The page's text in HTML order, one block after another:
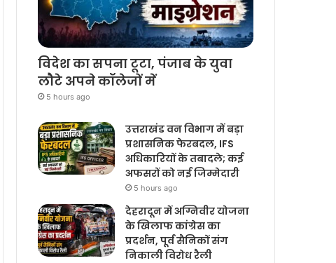
विदेश का सपना टूटा, पंजाब के युवा
लौटे अपने कॉलेजों में
5 hours ago
उत्तराखंड वन विभाग में बड़ा
प्रशासनिक फेरबदल, IFS
अधिकारियों के तबादले; कई
अफसरों को नई जिम्मेदारी
5 hours ago
देहरादून में अग्निवीर योजना
के खिलाफ कांग्रेस का
प्रदर्शन, पूर्व सैनिकों संग
निकाली विरोध रैली